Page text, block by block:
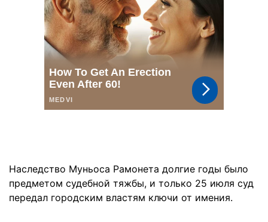
Наследство Муньоса Рамонета долгие годы было
предметом судебной тяжбы, и только 25 июля суд
передал городским властям ключи от имения.